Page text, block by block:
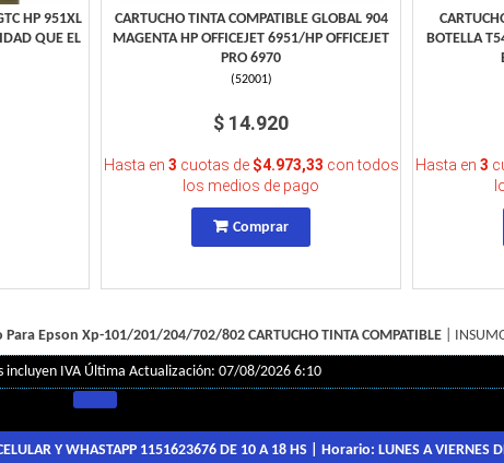
HP 951XL
QUE EL
CARTUCHO TINTA COMPATIBLE GLOBAL 904
MAGENTA HP OFFICEJET 6951/HP OFFICEJET
PRO 6970
(52001)
$ 14.920
Hasta en 3 cuotas de $4.973,33 con todos
los medios de pago
Comprar
BOTELLA
Hasta en 3
Epson Xp-101/201/204/702/802 CARTUCHO TINTA COMPATIBLE
incluyen IVA Última Actualización: 07/08/2026 6:10
Y WHASTAPP 1151623676 DE 10 A 18 HS | Horario: LUNES A VIERNES